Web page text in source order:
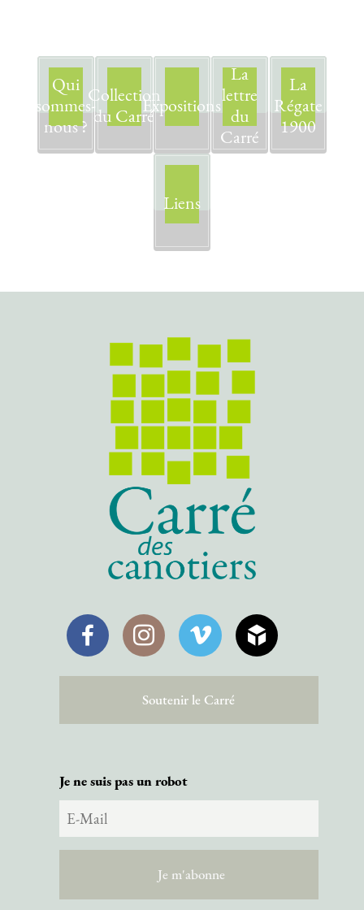
Qui
sommes-
nous ?
Collection
du CarréExpositions
La
lettre
du
Carré
La
Régate
1900
Liens
Soutenir le Carré
Je ne suis pas un robot